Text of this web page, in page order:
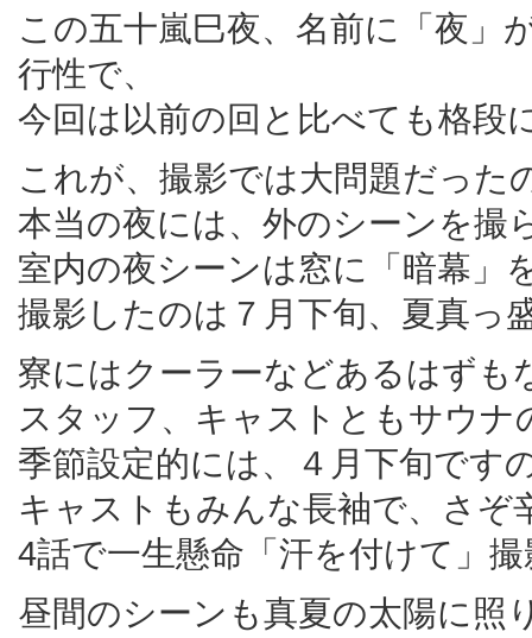
この五十嵐巳夜、名前に「夜」
行性で、
今回は以前の回と比べても格段
これが、撮影では大問題だった
本当の夜には、外のシーンを撮
室内の夜シーンは窓に「暗幕」
撮影したのは７月下旬、夏真っ
寮にはクーラーなどあるはずも
スタッフ、キャストともサウ
季節設定的には、４月下旬です
キャストもみんな長袖で、さぞ
4話で一生懸命「汗を付けて」
昼間のシーンも真夏の太陽に照